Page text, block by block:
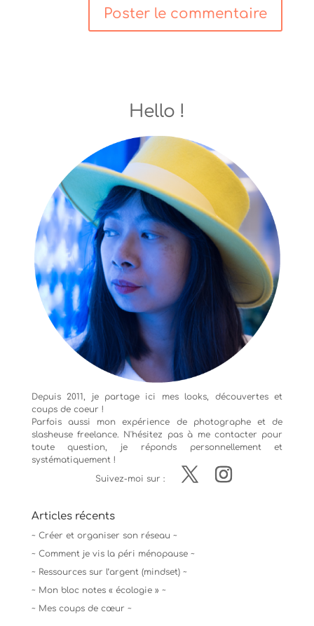
Hello !
Depuis 2011, je partage ici mes looks, découvertes et
coups de coeur !
Parfois aussi mon expérience de photographeet de
slasheuse freelance. N'hésitez pas à me contacter pour
toute question, je réponds personnellement et
systématiquement !
Suivez-moi sur :
Articles récents
~ Créer et organiser son réseau ~
~ Comment je vis la péri ménopause ~
~ Ressources sur l’argent (mindset) ~
~ Mon bloc notes « écologie » ~
~ Mes coups de cœur ~